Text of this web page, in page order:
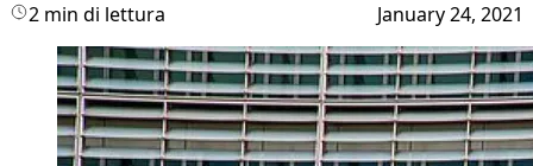
2 min di lettura January 24, 2021